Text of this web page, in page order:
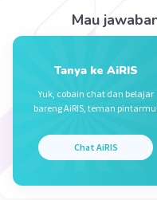
Mau
Tanya ke AiRIS
Yuk, cobain chat dan belajar
bareng AiRIS, teman pintarmu!
Chat AiRIS